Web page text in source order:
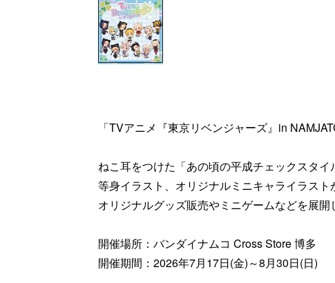
「TVアニメ『東京リベンジャーズ』in
ねこ耳をつけた「あの頃の平成チェックスタ
等身イラスト、オリジナルミニキャライラスト
オリジナルグッズ販売やミニゲームなどを展開
開催場所：バンダイナムコ Cross Store 博多
開催期間：2026年7月17日(金)～8月30日(日)